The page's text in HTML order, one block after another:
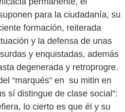
para la ciudadanía, su
formación, reiterada
y la defensa de unas
y enquistadas, además
degenerada y retroprogre.
“marqués” en su mitin en
sí distingue de clase social”:
lo cierto es que él y su